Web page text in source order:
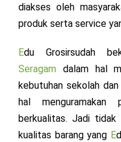
diakses oleh
produk serta service
Edu Grosirsudah
Seragam dalam hal
kebutuhan sekolah
hal
berkualitas. Jadi tidak
kualitas barang yang E